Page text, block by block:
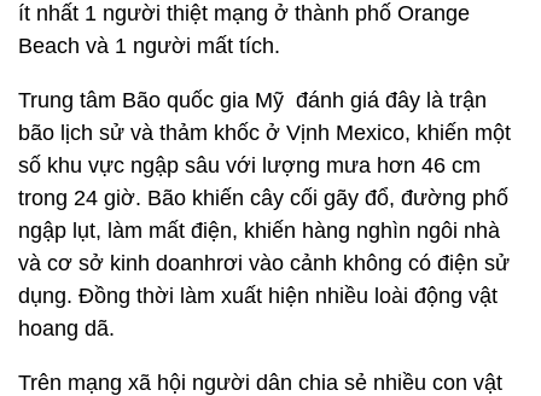
ít nhất 1 người thiệt mạng ở thành phố Orange
Beach và 1 người mất tích.
Trung tâm Bão quốc gia Mỹ đánh giá đây là trận
bão lịch sử và thảm khốc ở Vịnh Mexico, khiến một
số khu vực ngập sâu với lượng mưa hơn 46 cm
trong 24 giờ. Bão khiến cây cối gãy đổ, đường phố
ngập lụt, làm mất điện, khiến hàng nghìn ngôi nhà
và cơ sở kinh doanhrơi vào cảnh không có điện sử
dụng. Đồng thời làm xuất hiện nhiều loài động vật
hoang dã.
Trên mạng xã hội người dân chia sẻ nhiều con vật